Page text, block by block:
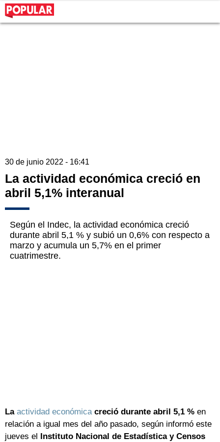
30 de junio 2022 - 16:41
La actividad económica creció en
abril 5,1% interanual
Según el Indec, la actividad económica creció
durante abril 5,1 % y subió un 0,6% con respecto a
marzo y acumula un 5,7% en el primer
cuatrimestre.
La actividad económicacreció durante abril 5,1 % en
relación a igual mes del año pasado, según informó este
jueves el Instituto Nacional de Estadística y Censos